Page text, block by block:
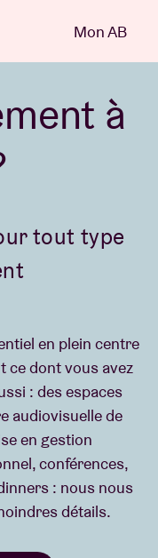
FRMon AB
à
tout type
en plein centre
ce dont vous avez
: des espaces
audiovisuelle de
en gestion
conférences,
: nous nous
détails.